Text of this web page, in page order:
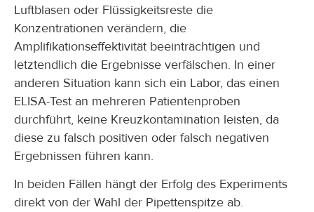
Luftblasen oder Flüssigkeitsreste die
Konzentrationen verändern, die
Amplifikationseffektivität beeinträchtigen und
letztendlich die Ergebnisse verfälschen. In einer
anderen Situation kann sich ein Labor, das einen
ELISA-Test an mehreren Patientenproben
durchführt, keine Kreuzkontamination leisten, da
diese zu falsch positiven oder falsch negativen
Ergebnissen führen kann.
In beiden Fällen hängt der Erfolg des Experiments
direkt von der Wahl der Pipettenspitze ab.